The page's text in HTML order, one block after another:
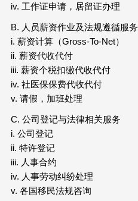
iv. 工作证申请，居留证办理
B. 人员薪资作业及法规遵循服务
i. 薪资计算（Gross-To-Net）
ii. 薪资代收代付
iii. 薪资个税扣缴代收代付
iv. 社医保保费代收代付
v. 请假，加班处理
C. 公司登记与法律相关服务
i. 公司登记
ii. 特许登记
iii. 人事合约
iv. 人事劳动纠纷处理
v. 各国移民法规咨询